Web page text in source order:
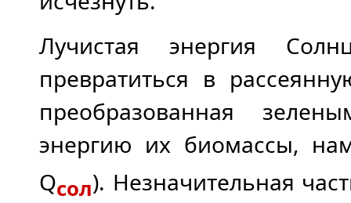
Лучистая энергия
превратиться в
преобразованная
энергию их биомассы,
Qсол). Незначительная